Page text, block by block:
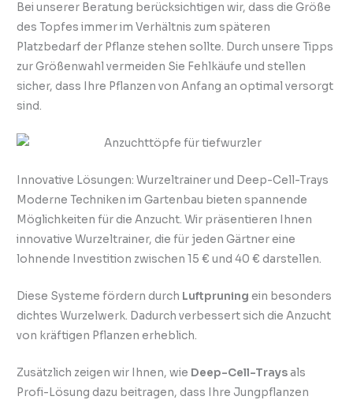
Bei unserer Beratung berücksichtigen wir, dass die Größe
des Topfes immer im Verhältnis zum späteren
Platzbedarf der Pflanze stehen sollte. Durch unsere Tipps
zur Größenwahl vermeiden Sie Fehlkäufe und stellen
sicher, dass Ihre Pflanzen von Anfang an optimal versorgt
sind.
Innovative Lösungen: Wurzeltrainer und Deep-Cell-Trays
Moderne Techniken im Gartenbau bieten spannende
Möglichkeiten für die Anzucht. Wir präsentieren Ihnen
innovative Wurzeltrainer, die für jeden Gärtner eine
lohnende Investition zwischen 15 € und 40 € darstellen.
Diese Systeme fördern durch Luftpruning ein besonders
dichtes Wurzelwerk. Dadurch verbessert sich die Anzucht
von kräftigen Pflanzen erheblich.
Zusätzlich zeigen wir Ihnen, wie Deep-Cell-Traysals
Profi-Lösung dazu beitragen, dass Ihre Jungpflanzen